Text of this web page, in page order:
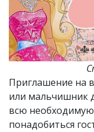
Приглашение на
или мальчишник
всю
понадобиться